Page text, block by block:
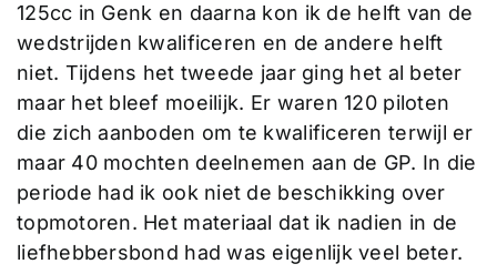
125cc in Genk en daarna kon ik de helft van de
wedstrijden kwalificeren en de andere helft
niet. Tijdens het tweede jaar ging het al beter
maar het bleef moeilijk. Er waren 120 piloten
die zich aanboden om te kwalificeren terwijl er
maar 40 mochten deelnemen aan de GP. In die
periode had ik ook niet de beschikking over
topmotoren. Het materiaal dat ik nadien in de
liefhebbersbond had was eigenlijk veel beter.